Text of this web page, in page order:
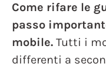
Come rifare le
passo
mobile. Tutti i
differenti a